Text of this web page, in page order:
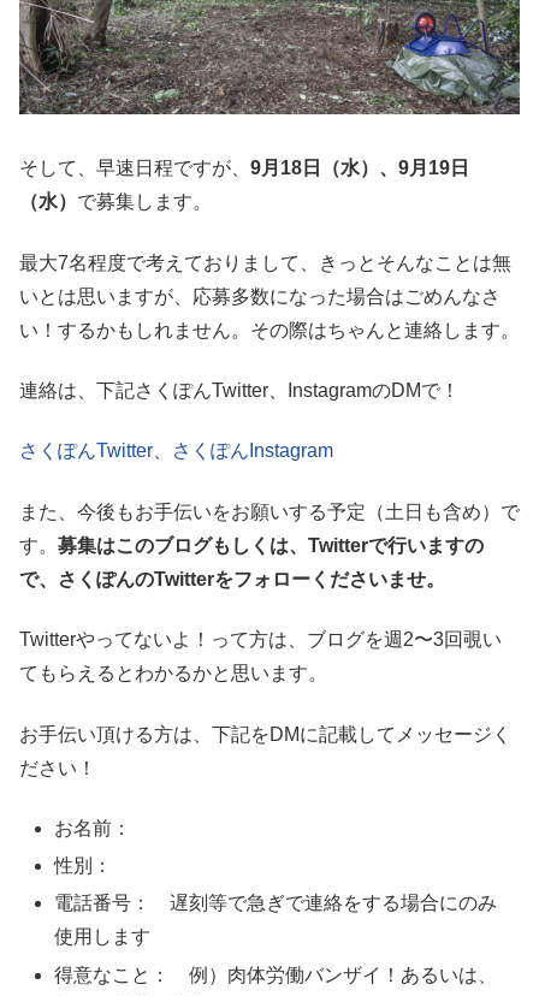
そして、早速日程ですが、 9月18日（水）、9月19日
（水） で募集します。
最大7名程度で考えておりまして、きっとそんなことは無
いとは思いますが、応募多数になった場合はごめんなさ
い！するかもしれません。その際はちゃんと連絡します。
連絡は、下記さくぽんTwitter、InstagramのDMで！
さくぽんTwitter さくぽんInstagram
また、今後もお手伝いをお願いする予定（土日も含め）で
す。 募集はこのブログもしくは、Twitterで行いますの
で、さくぽんのTwitterをフォローくださいませ。
Twitterやってないよ！って方は、ブログを週2〜3回覗い
てもらえるとわかるかと思います。
お手伝い頂ける方は、下記をDMに記載してメッセージく
ださい！
お名前：
性別：
電話番号： 遅刻等で急ぎで連絡をする場合にのみ
使用します
得意なこと： 例）肉体労働バンザイ！あるいは、